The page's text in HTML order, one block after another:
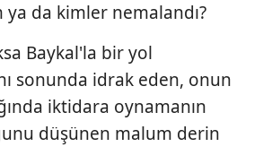
ya da kimler nemalandı?
Baykal'la bir yol
sonunda idrak eden, onun
iktidara oynamanın
düşünen malum derin